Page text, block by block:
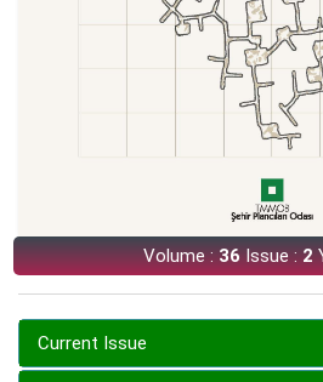
Volume :36Issue :2
Current Issue